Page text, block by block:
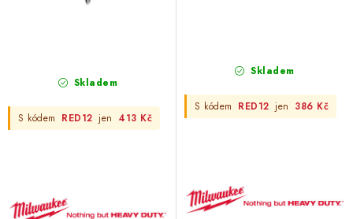
Skladem
S kódem RED12 jen 413 Kč
Skladem
S kódem RED12 jen 386 Kč